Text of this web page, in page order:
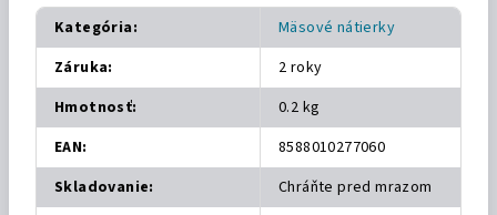
Kategória:
Mäsové nátierky
Záruka:
2 roky
Hmotnosť:
0.2 kg
EAN:
8588010277060
Skladovanie:
Chráňte pred mrazom